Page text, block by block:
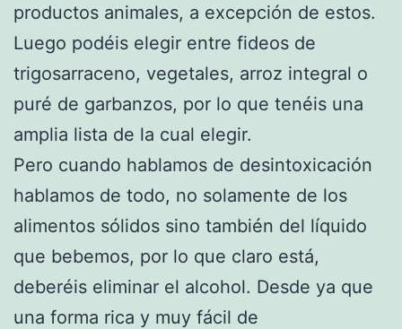
productos animales, a excepción de estos.
Luego podéis elegir entre fideos de
trigosarraceno, vegetales, arroz integral o
puré de garbanzos, por lo que tenéis una
amplia lista de la cual elegir.
Pero cuando hablamos de desintoxicación
hablamos de todo, no solamente de los
alimentos sólidos sino también del líquido
que bebemos, por lo que claro está,
deberéis eliminar el alcohol. Desde ya que
una forma rica y muy fácil de